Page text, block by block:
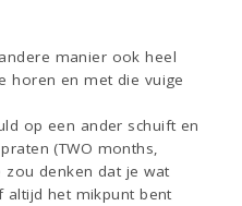
manier ook heel
horen en met die vuige
op een ander schuift en
(TWO months,
zou denken dat je wat
altijd het mikpunt bent